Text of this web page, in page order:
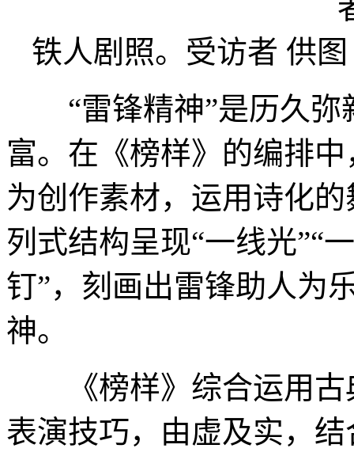
铁人剧照。受访者 供图
“雷锋精神”是历久弥
富。在《榜样》的编排
为创作素材，运用诗化
列式结构呈现“一线光”“
钉”，刻画出雷锋助人为
神。
《榜样》综合运用古
表演技巧，由虚及实，